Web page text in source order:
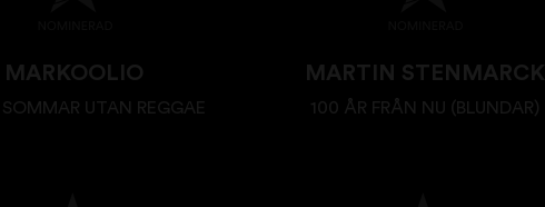
MARKOOLIO
UTAN REGGAE
MARTIN STENMARCK
100 ÅR FRÅN NU (BLUNDAR)